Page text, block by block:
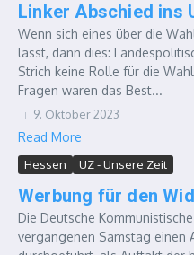
Linker Abschied ins
Wenn sich eines über die
lässt, dann dies:
Strich keine Rolle für die
Fragen waren das Best...
9. Oktober 2023
Read More
Hessen UZ - Unsere Zeit
Werbung für den
Die Deutsche
vergangenen Samstag einen